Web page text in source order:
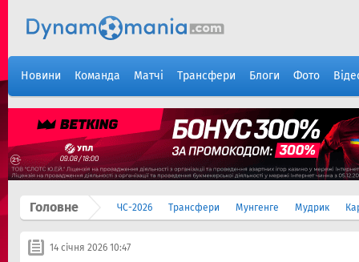
Новини Команда Матчі Трансфери Блоги Фото
Головне ЧС-2026 Трансфери Мунгенге Мудрик
14 січня 2026 10:47